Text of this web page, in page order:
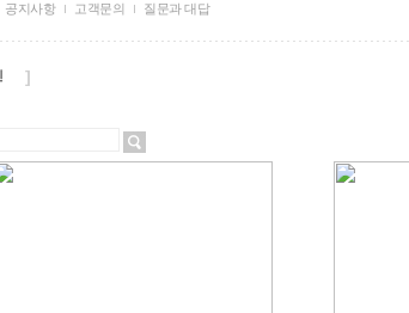
공지사항 고객문의 질문과 대답
]